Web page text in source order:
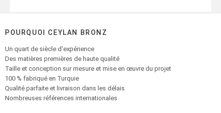
POURQUOI CEYLAN BRONZ
Un quart de siècle d'expérience
Des matières premières de haute qualité
Taille et conception sur mesure et mise en œuvre du projet
100 % fabriqué en Turquie
Qualité parfaite et livraison dans les délais
Nombreuses références internationales